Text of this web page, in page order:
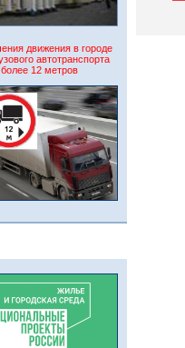
движения в городе
автотранспорта
12 метров